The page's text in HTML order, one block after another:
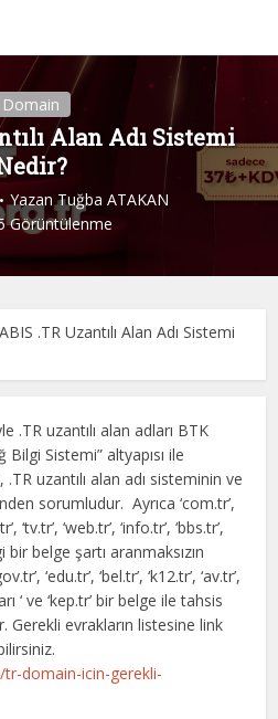
Domain
Alan Adı Sistemi
YazanTuğba ATAKAN
Görüntülenme
.TR Uzantılı Alan Adı Sistemi
.TR uzantılı alan adları BTK
Sistemi” altyapısı ile
uzantılı alan adı sisteminin ve
sorumludur. Ayrıca ‘com.tr’,
‘tv.tr’, ‘web.tr’, ‘info.tr’, ‘bbs.tr’,
bir belge şartı aranmaksızın
‘edu.tr’, ‘bel.tr’, ‘k12.tr’, ‘av.tr’,
‘ ve ‘kep.tr’ bir belge ile tahsis
Gerekli evrakların listesine link
domain-icin-gerekli-